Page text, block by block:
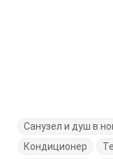
Санузел и душ в
Кондиционер